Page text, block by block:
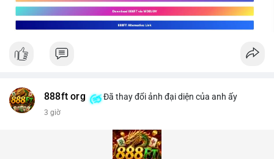
888ft org Đã thay đổi ảnh đại diện của anh ấy
3 giờ